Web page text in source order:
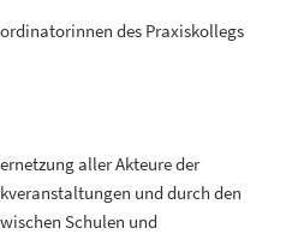
des Praxiskollegs
aller Akteure der
und durch den
Schulen und